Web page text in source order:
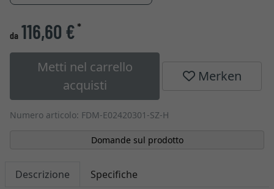
da 116,60 €*
Metti nel carrello
acquisti
Merken
Numero articolo: FDM-E02420301-SZ-H
Domande sul prodotto
Descrizione Specifiche